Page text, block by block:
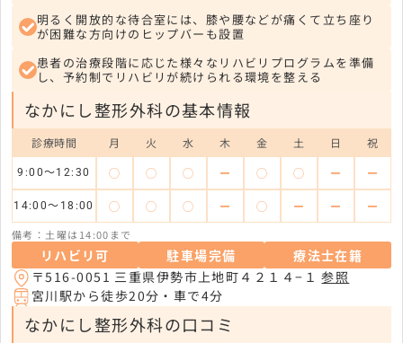
明るく開放的な待合室には、膝や腰などが痛くて立ち座り
が困難な方向けのヒップバーも設置
患者の治療段階に応じた様々なリハビリプログラムを準備
し、予約制でリハビリが続けられる環境を整える
なかにし整形外科の基本情報
診療時間 月 火 水 木 金 土 日 祝
9:00～12:30 ◯ ◯ ◯ ー ◯ ◯ ー ー
14:00～18:00 ◯ ◯ ◯ ー ◯ ー ー ー
備考：土曜は14:00まで
リハビリ可 駐車場完備
療法士在籍
〒516-0051 三重県伊勢市上地町４２１４−１参照
宮川駅から徒歩20分・車で4分
なかにし整形外科の口コミ